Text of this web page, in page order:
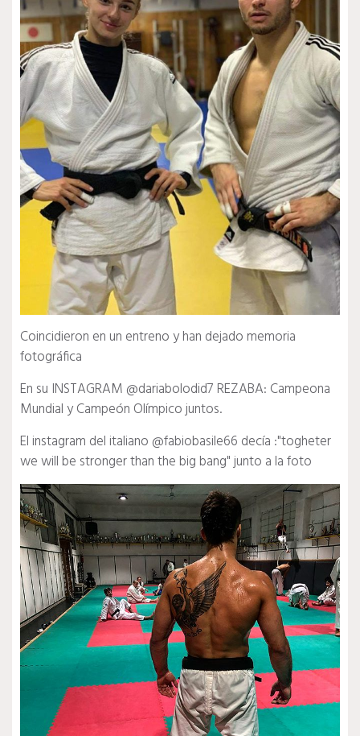
Coincidieron en un entreno y han dejado memoria
fotográfica
En su INSTAGRAM @dariabolodid7 REZABA: Campeona
Mundial y Campeón Olímpico juntos.
El instagram del italiano @fabiobasile66 decía :"togheter
we will be stronger than the big bang" junto a la foto